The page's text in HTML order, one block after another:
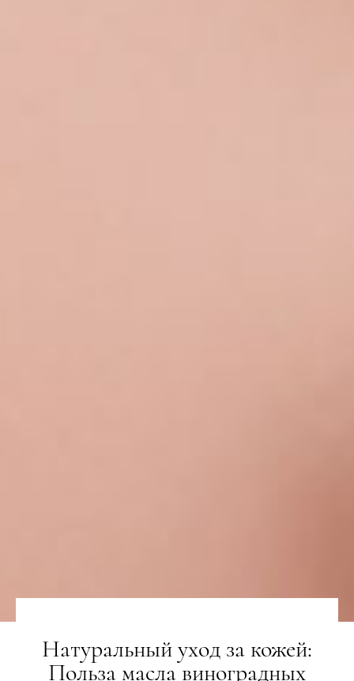
Натуральный уход за кожей:
Польза масла виноградных